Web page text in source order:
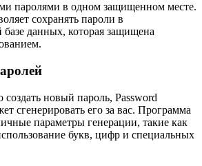
паролями в одном защищенном месте.
сохранять пароли в
данных, которая защищена
новый пароль, Password
сгенерировать его за вас. Программа
параметры генерации, такие как
букв, цифр и специальных